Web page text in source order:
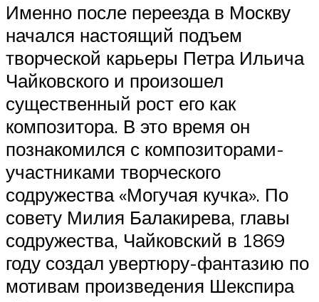
Именно после переезда в Москву
начался настоящий подъем
творческой карьеры Петра Ильича
Чайковского и произошел
существенный рост его как
композитора. В это время он
познакомился с композиторами-
участниками творческого
содружества «Могучая кучка». По
совету Милия Балакирева, главы
содружества, Чайковский в 1869
году создал увертюру-фантазию по
мотивам произведения Шекспира